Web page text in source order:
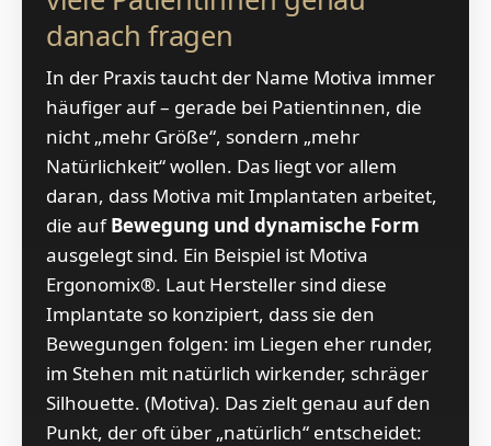
danach fragen
In der Praxis taucht der Name Motiva immer
häufiger auf – gerade bei Patientinnen, die
nicht „mehr Größe“, sondern „mehr
Natürlichkeit“ wollen. Das liegt vor allem
daran, dass Motiva mit Implantaten arbeitet,
die aufBewegung und dynamische Form
ausgelegt sind. Ein Beispiel ist Motiva
Ergonomix®. Laut Hersteller sind diese
Implantate so konzipiert, dass sie den
Bewegungen folgen: im Liegen eher runder,
im Stehen mit natürlich wirkender, schräger
Silhouette. (Motiva). Das zielt genau auf den
Punkt, der oft über „natürlich“ entscheidet: